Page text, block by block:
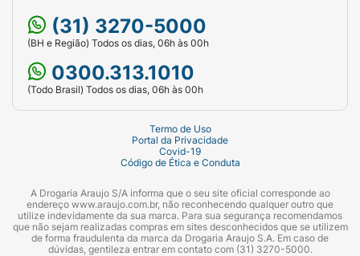
(31) 3270-5000
(BH e Região) Todos os dias, 06h às 00h
0300.313.1010
(Todo Brasil) Todos os dias, 06h às 00h
Termo de Uso
Portal da Privacidade
Covid-19
Código de Ética e Conduta
A Drogaria Araujo S/A informa que o seu site oficial corresponde ao
endereço www.araujo.com.br, não reconhecendo qualquer outro que
utilize indevidamente da sua marca. Para sua segurança recomendamos
que não sejam realizadas compras em sites desconhecidos que se utilizem
de forma fraudulenta da marca da Drogaria Araujo S.A. Em caso de
dúvidas, gentileza entrar em contato com (31) 3270-5000.